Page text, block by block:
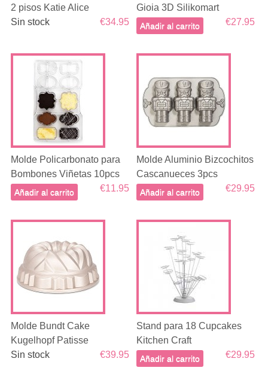
2 pisos Katie Alice
€34.95
Sin stock
Gioia 3D Silikomart
€27.95
Añadir al carrito
Molde Policarbonato para
Bombones Viñetas 10pcs
€11.95
Añadir al carrito
Molde Aluminio Bizcochitos
Cascanueces 3pcs
€29.95
Añadir al carrito
Molde Bundt Cake
Kugelhopf Patisse
€39.95
Sin stock
Stand para 18 Cupcakes
Kitchen Craft
€29.95
Añadir al carrito